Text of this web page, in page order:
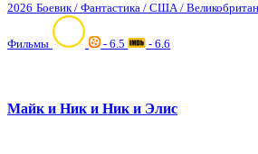
2026 Боевик / Фантастика / США /
Фильмы - 6.5 - 6.6
Майк и Ник и Ник и Элис